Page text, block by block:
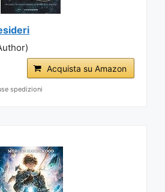
Acquista su Amazon
spedizioni